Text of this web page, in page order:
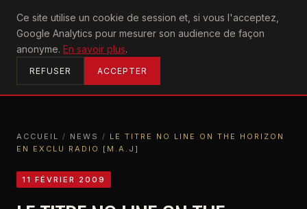
Ce site utilise un cookie de session et, si vous l'acceptez,
Google Analytics pour mesurer son audience de façon
anonyme. En savoir plus.
REFUSER ACCEPTER
U2achtung
ACCUEIL
LE TITRE NO LINE ON THE HORIZON EN EXCLU RADIO [M.A.J]
ACCUEIL / NEWS / LE TITRE NO LINE ON THE HORIZON
EN EXCLU RADIO [M.A.J]
11 FÉVRIER 2009